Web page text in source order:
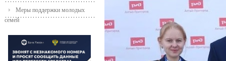
Меры поддержки молодых
семей